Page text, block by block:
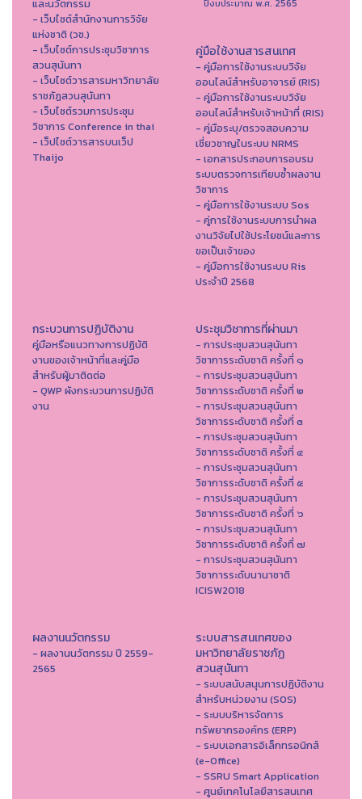
และนวัตกรรม
- เว็บไซต์สำนักงานการวิจัย
แห่งชาติ (วช.)
- เว็บไซต์การประชุมวิชาการ
สวนสุนันทา
- เว็บไซต์วารสารมหาวิทยาลัย
ราชภัฏสวนสุนันทา
- เว็บไซต์รวมการประชุม
วิชาการ Conference in thai
- เว็ปไซต์วารสารบนเว็ป
Thaijo
ปีงบประมาณ พ.ศ. 2565
คู่มือใช้งานสารสนเทศ
- คู่มือการใช้งานระบบวิจัย
ออนไลน์สำหรับอาจารย์ (RIS)
- คู่มือการใช้งานระบบวิจัย
ออนไลน์สำหรับเจ้าหน้าที่ (RIS)
- คู่มือระบุ/ตรวจสอบความ
เชี่ยวชาญในระบบ NRMS
- เอกสารประกอบการอบรม
ระบบตรวจการเทียบซ้ำผลงาน
วิชาการ
- คู่มือการใช้งานระบบ Sos
- คู่การใช้งานระบบการนำผล
งานวิจัยไปใช้ประโยชน์และการ
ขอเป็นเจ้าของ
- คู่มือการใช้งานระบบ Ris
ประจำปี 2568
กระบวนการปฏิบัติงาน
คู่มือหรือแนวทางการปฏิบัติ
งานของเจ้าหน้าที่และคู่มือ
สำหรับผู้มาติดต่อ
- QWP ผังกระบวนการปฏิบัติ
งาน
ประชุมวิชาการที่ผ่านมา
- การประชุมสวนสุนันทา
วิชาการระดับชาติ ครั้งที่ ๑
- การประชุมสวนสุนันทา
วิชาการระดับชาติ ครั้งที่ ๒
- การประชุมสวนสุนันทา
วิชาการระดับชาติ ครั้งที่ ๓
- การประชุมสวนสุนันทา
วิชาการระดับชาติ ครั้งที่ ๔
- การประชุมสวนสุนันทา
วิชาการระดับชาติ ครั้งที่ ๕
- การประชุมสวนสุนันทา
วิชาการระดับชาติ ครั้งที่ ๖
- การประชุมสวนสุนันทา
วิชาการระดับชาติ ครั้งที่ ๗
- การประชุมสวนสุนันทา
วิชาการระดับนานาชาติ
ICISW2018
ผลงานนวัตกรรม
- ผลงานนวัตกรรม ปี 2559-
2565
ระบบสารสนเทศของ
มหาวิทยาลัยราชภัฏ
สวนสุนันทา
- ระบบสนับสนุนการปฏิบัติงาน
สำหรับหน่วยงาน (SOS)
- ระบบบริหารจัดการ
ทรัพยากรองค์กร (ERP)
- ระบบเอกสารอิเล็กทรอนิกส์
(e-Office)
- SSRU Smart Application
- ศูนย์เทคโนโลยีสารสนเทศ